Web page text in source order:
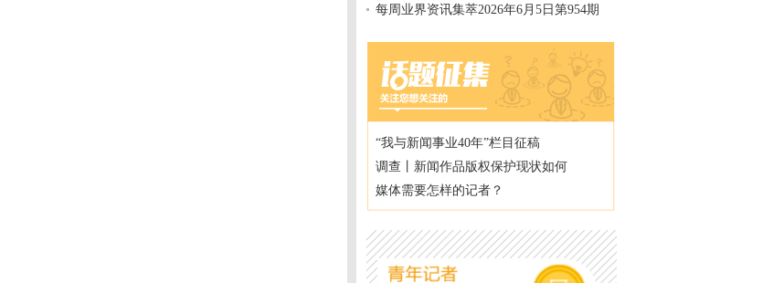
每周业界资讯集萃2026年6月5日第954期
“我与新闻事业40年”栏目征稿
调查丨新闻作品版权保护现状如何
媒体需要怎样的记者？